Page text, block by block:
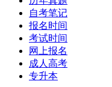
自考笔记
报名时间
考试时间
网上报名
成人高考
专升本